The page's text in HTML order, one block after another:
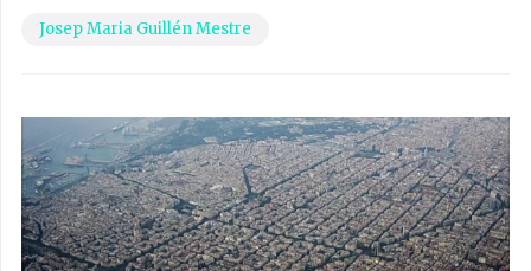
Josep Maria Guillén Mestre